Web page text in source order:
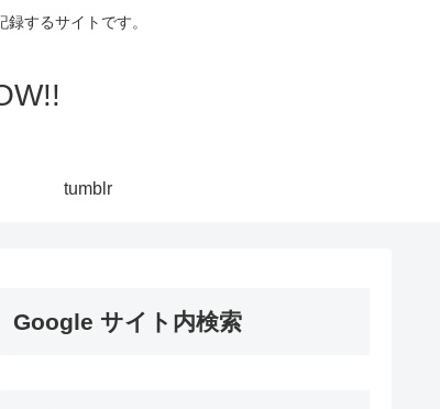
するサイトです。
tumblr
Google サイト内検索